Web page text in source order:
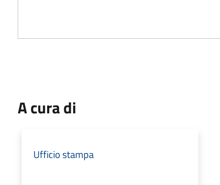
A cura di
Ufficio stampa